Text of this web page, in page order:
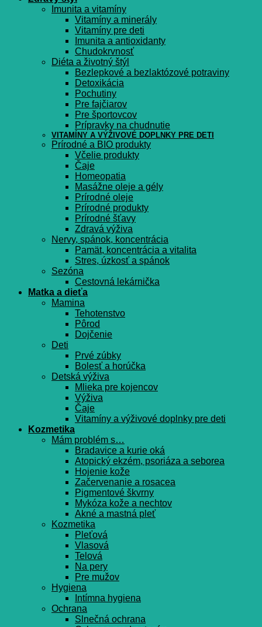
Imunita a vitamíny
Vitamíny a minerály
Vitamíny pre deti
Imunita a antioxidanty
Chudokrvnosť
Diéta a životný štýl
Bezlepkové a bezlaktózové potraviny
Detoxikácia
Pochutiny
Pre fajčiarov
Pre športovcov
Prípravky na chudnutie
VITAMÍNY A VÝŽIVOVÉ DOPLNKY PRE DETI
Prírodné a BIO produkty
Včelie produkty
Čaje
Homeopatia
Masážne oleje a gély
Prírodné oleje
Prírodné produkty
Prírodné šťavy
Zdravá výživa
Nervy, spánok, koncentrácia
Pamät, koncentrácia a vitalita
Stres, úzkosť a spánok
Sezóna
Cestovná lekárnička
Matka a dieťa
Mamina
Tehotenstvo
Pôrod
Dojčenie
Deti
Prvé zúbky
Bolesť a horúčka
Detská výživa
Mlieka pre kojencov
Výživa
Čaje
Vitamíny a výživové doplnky pre deti
Kozmetika
Mám problém s…
Bradavice a kurie oká
Atopický ekzém, psoriáza a seborea
Hojenie kože
Začervenanie a rosacea
Pigmentové škvrny
Mykóza kože a nechtov
Akné a mastná pleť
Kozmetika
Pleťová
Vlasová
Telová
Na pery
Pre mužov
Hygiena
Intímna hygiena
Ochrana
Slnečná ochrana